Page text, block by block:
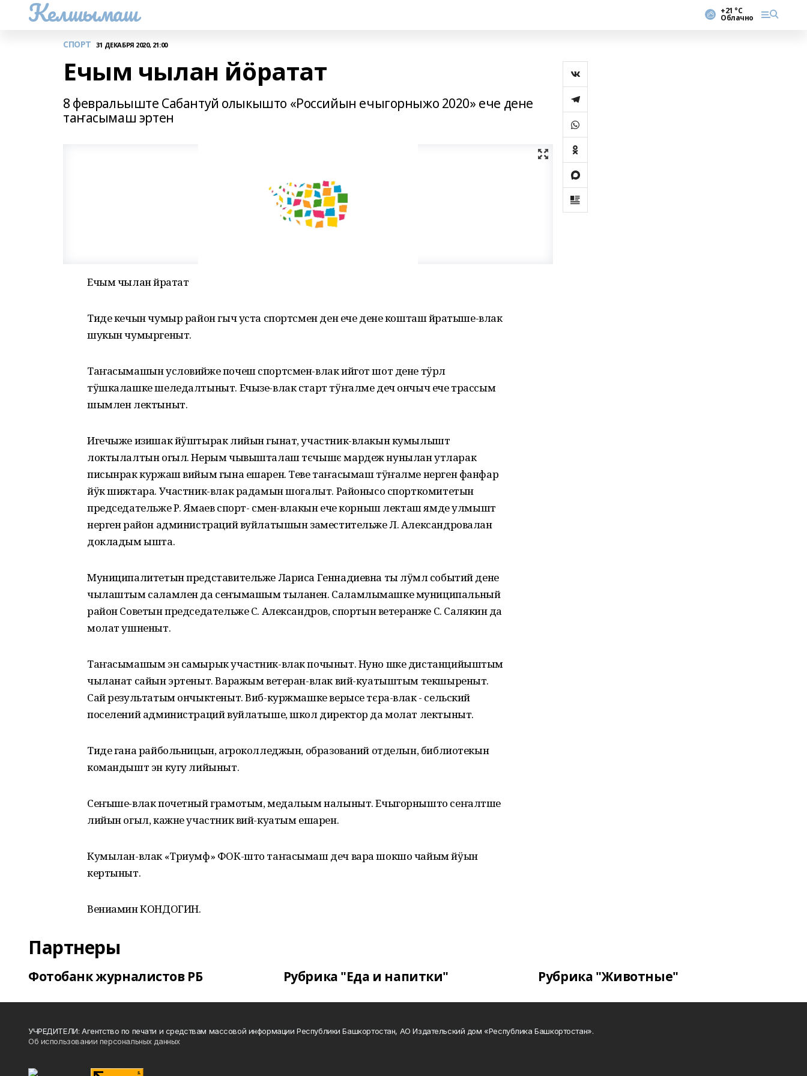
Келшымаш +21 °С
Облачно
СПОРТ 31 ДЕКАБРЯ 2020, 21:00
Ечым чылан йӧратат
8 февральыште Сабантуй олыкышто «Российын ечыгорныжо 2020» ече дене
таҥасымаш эртен
Ечым чылан йӧратат
Тиде кечын чумыр район гыч уста спортсмен ден ече дене кошташ йӧратыше-влак
шукын чумыргеныт.
Таҥасымашын условийже почеш спортсмен-влак ийгот шот дене тӱрлӧ
тӱшкалашке шеледалтыныт. Ечызе-влак старт тӱҥалме деч ончыч ече трассым
шымлен лектыныт.
Игечыже изишак йӱштырак лийын гынат, участник-влакын кумылышт
локтылалтын огыл. Нерым чывышталаш тєчышє мардеж нунылан утларак
писынрак куржаш вийым гына ешарен. Теве таҥасымаш тӱҥалме нерген фанфар
йӱк шижтара. Участник-влак радамын шогалыт. Районысо спорткомитетын
председательже Р. Ямаев спорт- смен-влакын ече корныш лекташ ямде улмышт
нерген район администраций вуйлатышын заместительже Л. Александровалан
докладым ышта.
Муниципалитетын представительже Лариса Геннадиевна ты лӱмлӧ событий дене
чылаштым саламлен да сеҥымашым тыланен. Саламлымашке муниципальный
район Советын председательже С. Александров, спортын ветеранже С. Салякин да
молат ушненыт.
Таҥасымашым эн самырык участник-влак почыныт. Нуно шке дистанцийыштым
чыланат сайын эртеныт. Варажым ветеран-влак вий-куатыштым текшыреныт.
Сай результатым ончыктеныт. Виб-куржмашке верысе тєра-влак - сельский
поселений администраций вуйлатыше, школ директор да молат лектыныт.
Тиде гана райбольницын, агроколледжын, образований отделын, библиотекын
командышт эн кугу лийыныт.
Сеҥыше-влак почетный грамотым, медальым налыныт. Ечыгорнышто сеҥалтше
лийын огыл, кажне участник вий-куатым ешарен.
Кумылан-влак «Триумф» ФОК-што таҥасымаш деч вара шокшо чайым йӱын
кертыныт.
Вениамин КОНДОГИН.
Партнеры
Фотобанк журналистов РБ Рубрика "Еда и напитки" Рубрика "Животные"
УЧРЕДИТЕЛИ: Агентство по печати и средствам массовой информации Республики Башкортостан, АО Издательский дом «Республика Башкортостан».
Об использовании персональных данных